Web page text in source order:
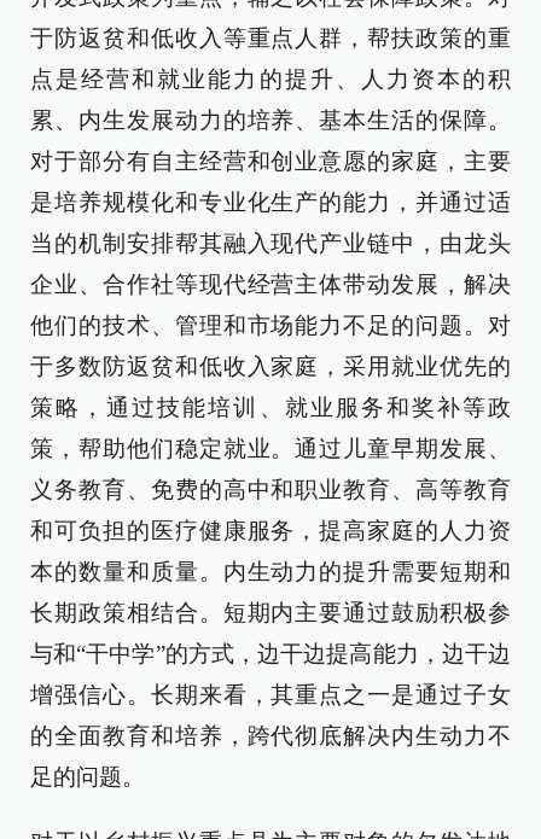
于防返贫和低收入等重点人群，帮扶政策的重
点是经营和就业能力的提升、人力资本的积
累、内生发展动力的培养、基本生活的保障。
对于部分有自主经营和创业意愿的家庭，主要
是培养规模化和专业化生产的能力，并通过适
当的机制安排帮其融入现代产业链中，由龙头
企业、合作社等现代经营主体带动发展，解决
他们的技术、管理和市场能力不足的问题。对
于多数防返贫和低收入家庭，采用就业优先的
策略，通过技能培训、就业服务和奖补等政
策，帮助他们稳定就业。通过儿童早期发展、
义务教育、免费的高中和职业教育、高等教育
和可负担的医疗健康服务，提高家庭的人力资
本的数量和质量。内生动力的提升需要短期和
长期政策相结合。短期内主要通过鼓励积极参
与和“干中学”的方式，边干边提高能力，边干边
增强信心。长期来看，其重点之一是通过子女
的全面教育和培养，跨代彻底解决内生动力不
足的问题。